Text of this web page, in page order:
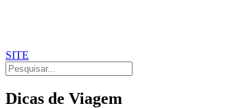
SITE
Dicas de Viagem